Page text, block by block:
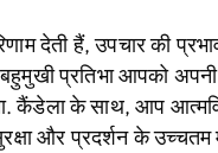
देती हैं, उपचार की
प्रतिभा आपको
कैंडेला के साथ, आप
और प्रदर्शन के उच्चतम